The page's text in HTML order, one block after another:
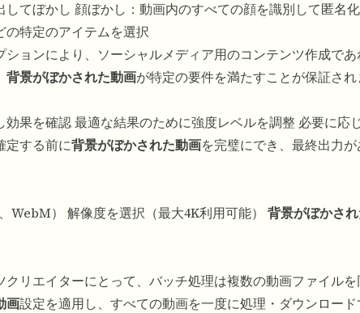
してぼかし 顔ぼかし：動画内のすべての顔を識別して匿名
の特定のアイテムを選択
ョンにより、ソーシャルメディア用のコンテンツ作成で
背景がぼかされた動画が特定の要件を満たすことが保証され
効果を確認 最適な結果のために強度レベルを調整 必要に応
定する前に背景がぼかされた動画を完璧にでき、最終出力
WebM） 解像度を選択（最大4K利用可能） 背景がぼかさ
リエイターにとって、バッチ処理は複数の動画ファイル
画設定を適用し、すべての動画を一度に処理・ダウンロー